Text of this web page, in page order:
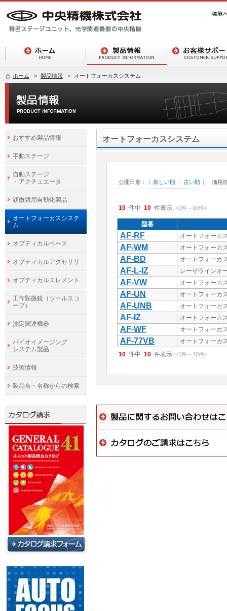
ホーム 製品情報 オートフォーカスシステム
オートフォーカスシステム
公開日順： 新しい順 古い順 価格
10 件中 10 件表示 <1件～ 10件>
型番
AF-RF オートフォーカ
AF-WM オートフォーカ
AF-BD オートフォーカ
AF-L-IZ レーザラインオ
AF-VW オートフォーカ
AF-UN オートフォーカ
AF-UNB オートフォーカ
AF-IZ オートフォーカ
AF-WF オートフォーカ
AF-77VB
オートフォーカ
10 件中 10 件表示 <1件～ 10件>
おすすめ製品情報
手動ステージ
自動ステージ
・アクチュエータ
顕微鏡用自動化製品
オートフォーカスシステ
ム
オプティカルベース
オプティカルアクセサリ
オプティカルエレメント
工作顕微鏡（ツールスコ
ープ）
測定関連機器
バイオイメージング
システム製品
技術情報
製品名・名称からの検索